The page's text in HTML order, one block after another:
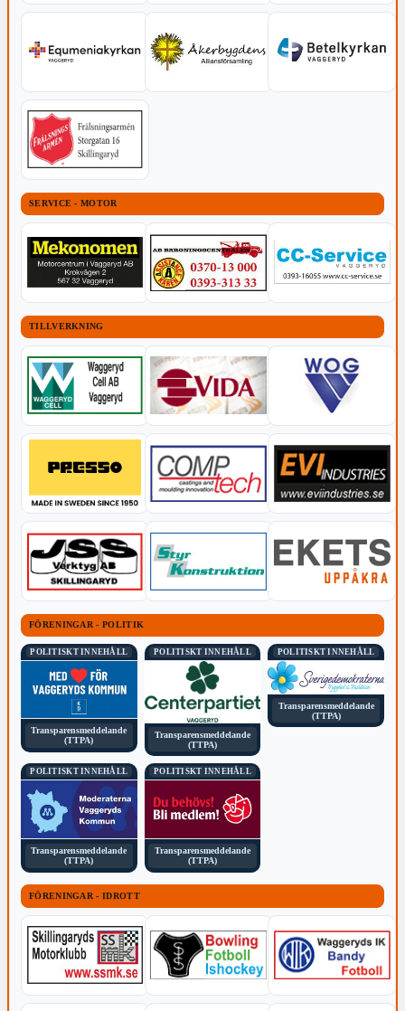
SERVICE - MOTOR
TILLVERKNING
FÖRENINGAR - POLITIK
POLITISKT INNEHÅLL
Transparensmeddelande
(TTPA)
POLITISKT INNEHÅLL
Transparensmeddelande
(TTPA)
POLITISKT INNEHÅLL
Transparensmeddelande
(TTPA)
POLITISKT INNEHÅLL
Transparensmeddelande
(TTPA)
POLITISKT INNEHÅLL
Transparensmeddelande
(TTPA)
FÖRENINGAR - IDROTT